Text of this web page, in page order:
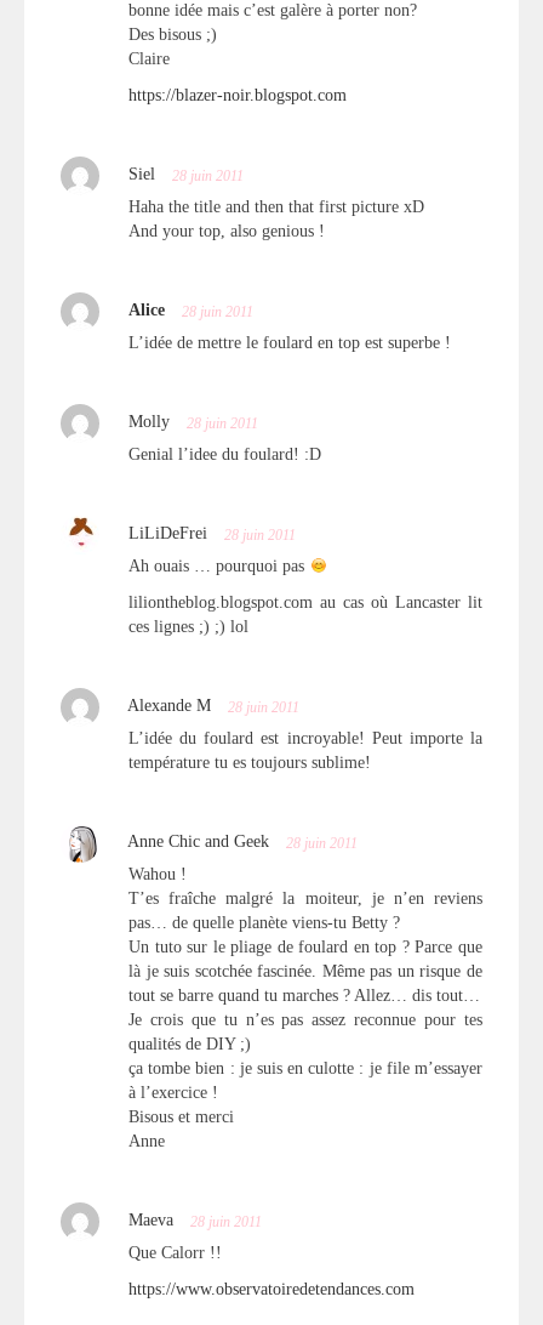
bonne idée mais c’est galère à porter non?
Des bisous ;)
Claire
https://blazer-noir.blogspot.com
Siel 28 juin 2011
Haha the title and then that first picture xD
And your top, also genious !
Alice 28 juin 2011
L’idée de mettre le foulard en top est superbe !
Molly 28 juin 2011
Genial l’idee du foulard! :D
LiLiDeFrei 28 juin 2011
Ah ouais … pourquoi pas
liliontheblog.blogspot.com au cas où Lancaster lit
ces lignes ;) ;) lol
Alexande M 28 juin 2011
L’idée du foulard est incroyable! Peut importe la
température tu es toujours sublime!
Anne Chic and Geek 28 juin 2011
Wahou !
T’es fraîche malgré la moiteur, je n’en reviens
pas… de quelle planète viens-tu Betty ?
Un tuto sur le pliage de foulard en top ? Parce que
là je suis scotchée fascinée. Même pas un risque de
tout se barre quand tu marches ? Allez… dis tout…
Je crois que tu n’es pas assez reconnue pour tes
qualités de DIY ;)
ça tombe bien : je suis en culotte : je file m’essayer
à l’exercice !
Bisous et merci
Anne
Maeva 28 juin 2011
Que Calorr !!
https://www.observatoiredetendances.com